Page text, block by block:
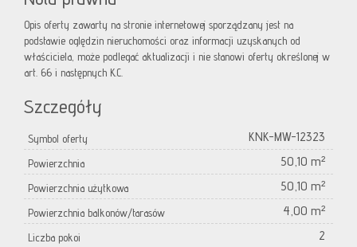
Opis oferty zawarty na stronie internetowej sporządzany jest na
podstawie oględzin nieruchomości oraz informacji uzyskanych od
właściciela, może podlegać aktualizacji i nie stanowi oferty określonej w
art. 66 i następnych K.C.
Szczegóły
Symbol oferty KNK-MW-12323
Powierzchnia 50,10 m²
Powierzchnia użytkowa 50,10 m²
Powierzchnia balkonów/tarasów 4,00 m²
Liczba pokoi 2